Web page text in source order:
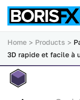
Home Products
3D rapide et facile à